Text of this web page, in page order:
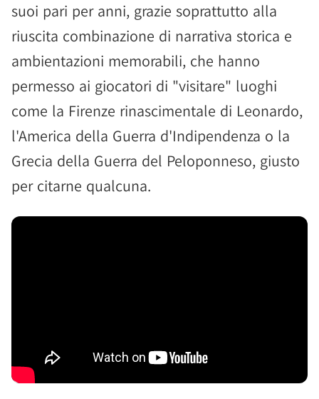
suoi pari per anni, grazie soprattutto alla
riuscita combinazione di narrativa storica e
ambientazioni memorabili, che hanno
permesso ai giocatori di "visitare" luoghi
come la Firenze rinascimentale di Leonardo,
l'America della Guerra d'Indipendenza o la
Grecia della Guerra del Peloponneso, giusto
per citarne qualcuna.